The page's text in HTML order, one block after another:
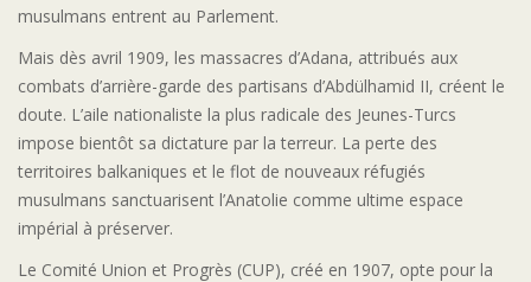
musulmans entrent au Parlement.
Mais dès avril 1909, les massacres d’Adana, attribués aux
combats d’arrière-garde des partisans d’Abdülhamid II, créent le
doute. L’aile nationaliste la plus radicale des Jeunes-Turcs
impose bientôt sa dictature par la terreur. La perte des
territoires balkaniques et le flot de nouveaux réfugiés
musulmans sanctuarisent l’Anatolie comme ultime espace
impérial à préserver.
Le Comité Union et Progrès (CUP), créé en 1907, opte pour la